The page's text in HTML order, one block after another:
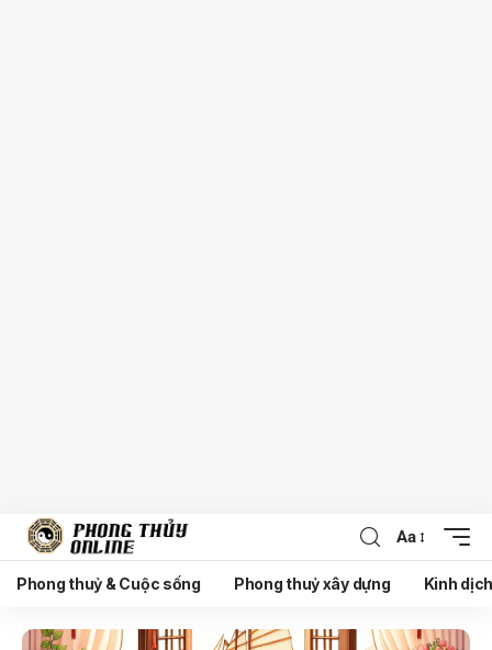
Aa
Phong thuỷ & Cuộc sống Phong thuỷ xây dựng Kinh